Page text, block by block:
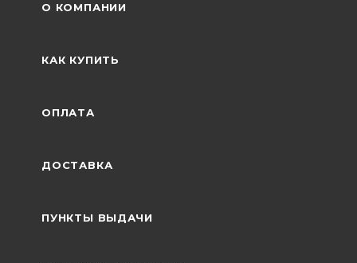
О КОМПАНИИ
КАК КУПИТЬ
ОПЛАТА
ДОСТАВКА
ПУНКТЫ ВЫДАЧИ